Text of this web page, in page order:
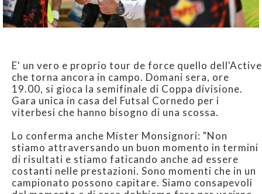
E' un vero e proprio tour de force quello dell'Active
che torna ancora in campo. Domani sera, ore
19.00, si gioca la semifinale di Coppa divisione.
Gara unica in casa del Futsal Cornedo per i
viterbesi che hanno bisogno di una scossa.
Lo conferma anche Mister Monsignori: "Non
stiamo attraversando un buon momento in termini
di risultati e stiamo faticando anche ad essere
costanti nelle prestazioni. Sono momenti che in un
campionato possono capitare. Siamo consapevoli